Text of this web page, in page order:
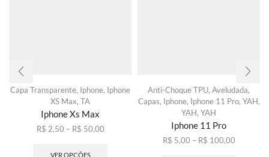
Capa Transparente, Iphone, Iphone
XS Max, TA
Iphone Xs Max
R$ 2,50 – R$ 50,00Faixa
VER OPÇÕES
Anti-Choque TPU, Aveludada,
Capas, Iphone, Iphone 11 Pro, YAH,
YAH, YAH
Iphone 11 Pro
R$ 5,00 – R$ 100,00Faixa